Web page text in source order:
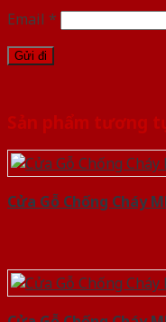
Email *
Sản phẩm tương
Cửa Gỗ Chống Cháy